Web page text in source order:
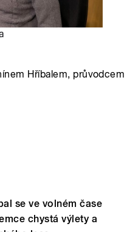
Hříbalem, průvodcem
se ve volném čase
chystá výlety a